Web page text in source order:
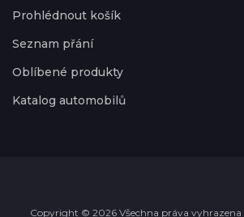
Prohlédnout košík
Seznam přání
Oblíbené produkty
Katalog automobilů
Copyright © 2026 Všechna práva vyhrazena